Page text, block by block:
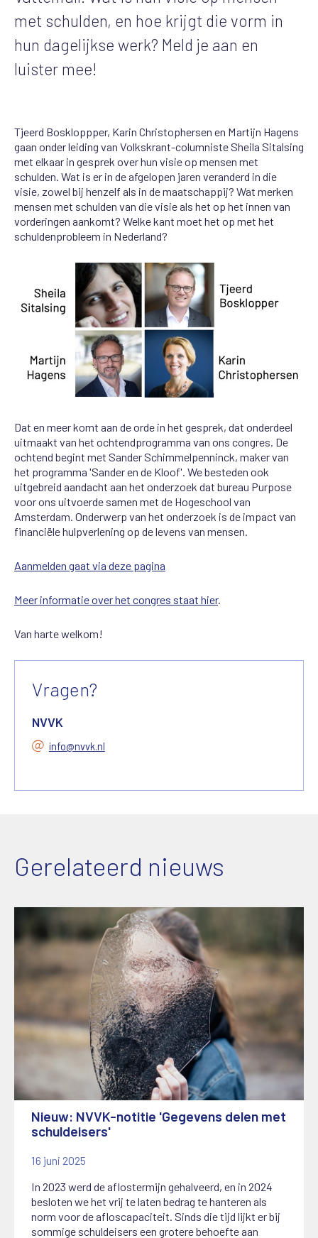
met schulden, en hoe krijgt die vorm in
hun dagelijkse werk? Meld je aan en
luister mee!
Tjeerd Boskloppper, Karin Christophersen en Martijn Hagens
gaan onder leiding van Volkskrant-columniste Sheila Sitalsing
met elkaar in gesprek over hun visie op mensen met
schulden. Wat is er in de afgelopen jaren veranderd in die
visie, zowel bij henzelf als in de maatschappij? Wat merken
mensen met schulden van die visie als het op het innen van
vorderingen aankomt? Welke kant moet het op met het
schuldenprobleem in Nederland?
Dat en meer komt aan de orde in het gesprek, dat onderdeel
uitmaakt van het ochtendprogramma van ons congres. De
ochtend begint met Sander Schimmelpenninck, maker van
het programma 'Sander en de Kloof'. We besteden ook
uitgebreid aandacht aan het onderzoek dat bureau Purpose
voor ons uitvoerde samen met de Hogeschool van
Amsterdam. Onderwerp van het onderzoek is de impact van
financiële hulpverlening op de levens van mensen.
Aanmelden gaat via deze pagina
Meer informatie over het congres staat hier.
Van harte welkom!
Vragen?
NVVK
info@nvvk.nl
Gerelateerd nieuws
Nieuw: NVVK-notitie 'Gegevens delen met
schuldeisers'
16 juni 2025
In 2023 werd de aflostermijn gehalveerd, en in 2024
besloten we het vrij te laten bedrag te hanteren als
norm voor de afloscapaciteit. Sinds die tijd lijkt er bij
sommige schuldeisers een grotere behoefte aan